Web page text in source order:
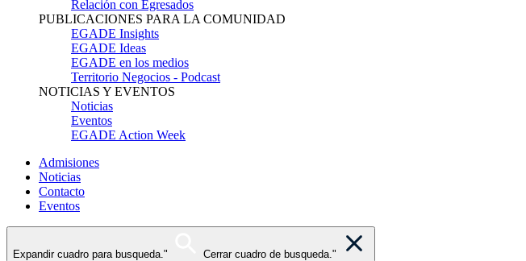
Relación con Egresados
PUBLICACIONES PARA LA COMUNIDAD
EGADE Insights
EGADE Ideas
EGADE en los medios
Territorio Negocios - Podcast
NOTICIAS Y EVENTOS
Noticias
Eventos
EGADE Action Week
Admisiones
Noticias
Contacto
Eventos
Expandir cuadro para busqueda." Cerrar cuadro de busqueda."